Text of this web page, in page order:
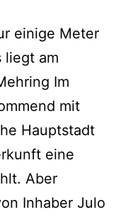
einige Meter
liegt am
Im
mit
Hauptstadt
eine
Aber
Inhaber Julo